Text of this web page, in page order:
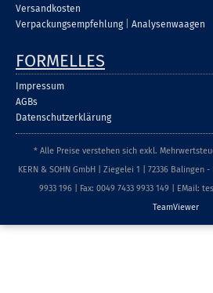
Versandkosten
Verpackungsempfehlung
Analysenwaagen
FORMELLES
Impressum
AGBs
Datenschutzerklärung
* Alle Preise verstehen sich exkl.
KERN & SOHN GmbH | Ziegelei 1 | 72336 Balingen
9933 196 | Fax: 0049 7433 9933 149 | EMail:
TeamViewer